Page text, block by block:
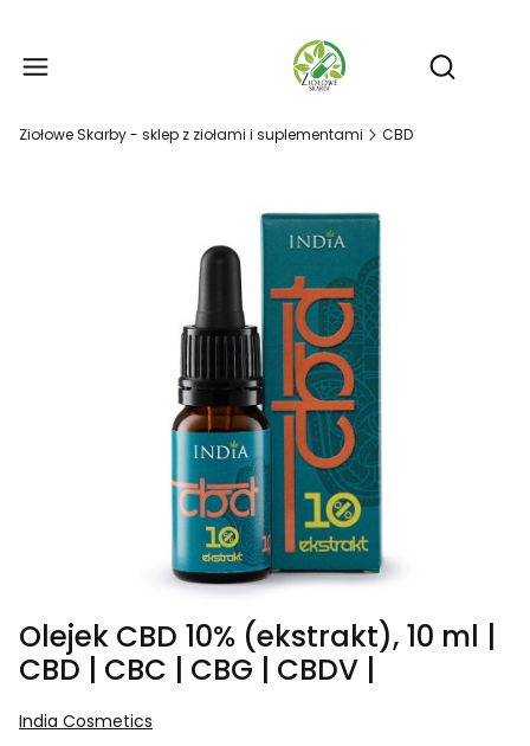
Otwórz
Ziołowe Skarby - sklep z ziołami i suplementami CBD
Olejek CBD 10% (ekstrakt), 10 ml |
CBD | CBC | CBG | CBDV |
India Cosmetics